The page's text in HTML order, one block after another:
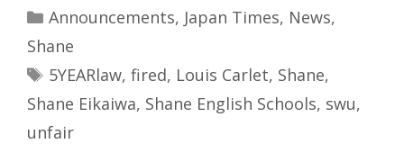
Categories
Announcements, Japan Times, News,
Shane
Tags
5YEARlaw, fired, Louis Carlet, Shane,
Shane Eikaiwa, Shane English Schools, swu,
unfair